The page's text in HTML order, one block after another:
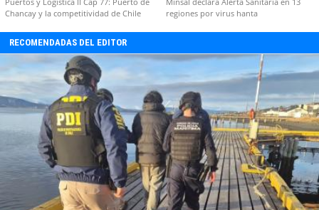
Chancay y la competitividad de Chile
regiones por virus hanta
RECOMENDADAS DEL EDITOR